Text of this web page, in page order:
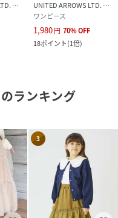
UNITED ARROWS LTD. OUTLET
UNITED ARROWS LTD. OUTLET
ワンピース
1,980円 70%OFF
18ポイント(1倍)
のランキング
3